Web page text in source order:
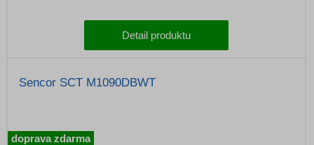
Detail produktu
Sencor SCT M1090DBWT
doprava zdarma